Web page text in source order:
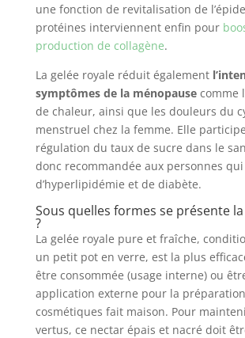
une fonction de revitalisation de
protéines interviennent enfin pour
production de collagène.
La gelée royale réduit également
symptômes de la ménopausecomme
de chaleur, ainsi que les douleurs du
menstruel chez la femme. Elle
régulation du taux de sucre dans le
donc recommandée aux personnes
d’hyperlipidémie et de diabète.
Sous quelles formes se présente
?
La gelée royale pure et fraîche,
un petit pot en verre, est la plus
être consommée (usage interne) ou
application externe pour la
cosmétiques fait maison. Pour
vertus, ce nectar épais et nacré doit